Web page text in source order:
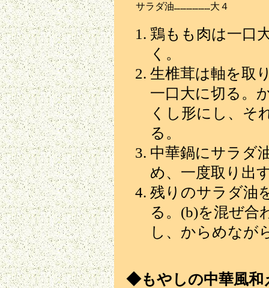
鶏もも肉は一口
く。
生椎茸は軸を取
一口大に切る。
くし形にし、そ
る。
中華鍋にサラダ
め、一度取り出
残りのサラダ油
る。(b)を混ぜ合
し、からめなが
◆もやしの中華風和